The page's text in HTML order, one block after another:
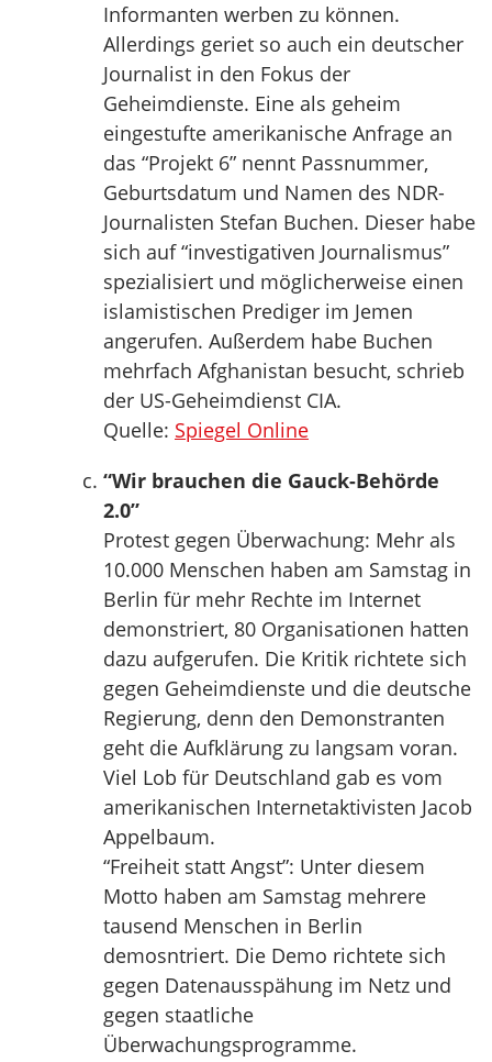
Informanten werben zu können.
Allerdings geriet so auch ein deutscher
Journalist in den Fokus der
Geheimdienste. Eine als geheim
eingestufte amerikanische Anfrage an
das “Projekt 6” nennt Passnummer,
Geburtsdatum und Namen des NDR-
Journalisten Stefan Buchen. Dieser habe
sich auf “investigativen Journalismus”
spezialisiert und möglicherweise einen
islamistischen Prediger im Jemen
angerufen. Außerdem habe Buchen
mehrfach Afghanistan besucht, schrieb
der US-Geheimdienst CIA.
Quelle: Spiegel Online
“Wir brauchen die Gauck-Behörde
2.0”
Protest gegen Überwachung: Mehr als
10.000 Menschen haben am Samstag in
Berlin für mehr Rechte im Internet
demonstriert, 80 Organisationen hatten
dazu aufgerufen. Die Kritik richtete sich
gegen Geheimdienste und die deutsche
Regierung, denn den Demonstranten
geht die Aufklärung zu langsam voran.
Viel Lob für Deutschland gab es vom
amerikanischen Internetaktivisten Jacob
Appelbaum.
“Freiheit statt Angst”: Unter diesem
Motto haben am Samstag mehrere
tausend Menschen in Berlin
demosntriert. Die Demo richtete sich
gegen Datenausspähung im Netz und
gegen staatliche
Überwachungsprogramme.